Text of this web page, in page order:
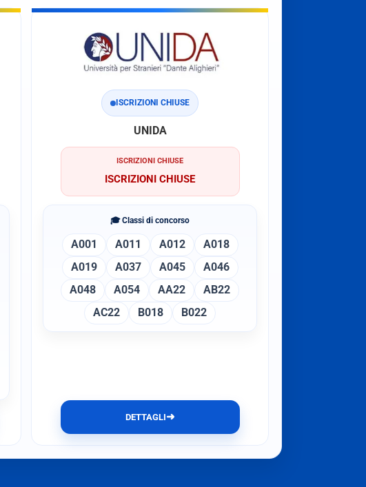
ISCRIZIONI CHIUSE
UNIDA
ISCRIZIONI CHIUSE
ISCRIZIONI CHIUSE
🎓 Classi di concorso
A001 A011 A012
A018
A019
A037 A045
A046
A048
A054 AA22
AB22
AC22
B018 B022
DETTAGLI➜